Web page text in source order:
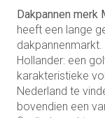
Dakpannen merk
heeft een lange
Hollander: een
karakteristieke
Nederland te
bovendien een